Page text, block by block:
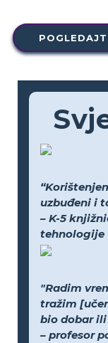
uzbuđeni i
– K-5
tehnologije
"Radim
tražim
bio dobar
– profesor